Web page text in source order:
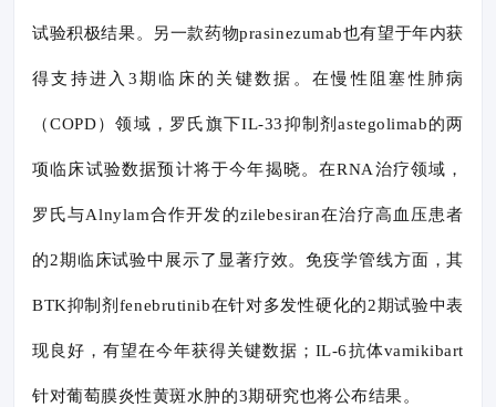
试验积极结果。另一款药物prasinezumab也有望于年内获
得支持进入3期临床的关键数据。在慢性阻塞性肺病
（COPD）领域，罗氏旗下IL-33抑制剂astegolimab的两
项临床试验数据预计将于今年揭晓。在RNA治疗领域，
罗氏与Alnylam合作开发的zilebesiran在治疗高血压患者
的2期临床试验中展示了显著疗效。免疫学管线方面，其
BTK抑制剂fenebrutinib在针对多发性硬化的2期试验中表
现良好，有望在今年获得关键数据；IL-6抗体vamikibart
针对葡萄膜炎性黄斑水肿的3期研究也将公布结果。